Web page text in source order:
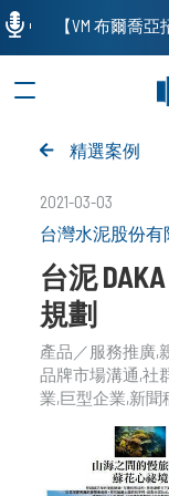
精選案例
2021-03-03
台灣水泥股份有
台泥
規劃
產品／服務推廣
品牌市場溝通 社
業 巨型企業 新聞